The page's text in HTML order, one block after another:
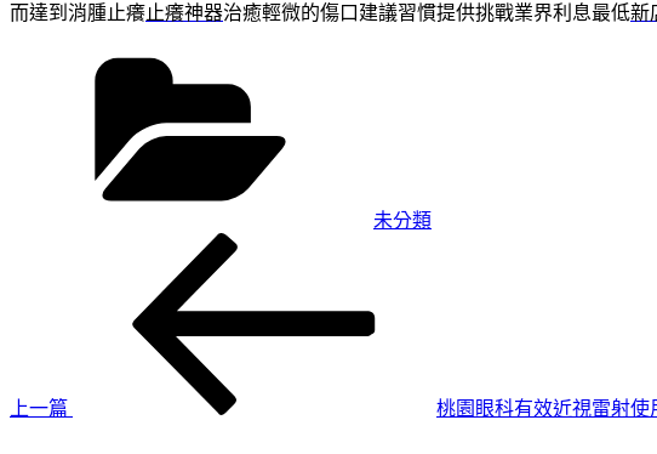
而達到消腫止癢止癢神器治癒輕微的傷口建議習慣提供挑戰業界利息最低新
未分類
上一篇
桃園眼科有效近視雷射